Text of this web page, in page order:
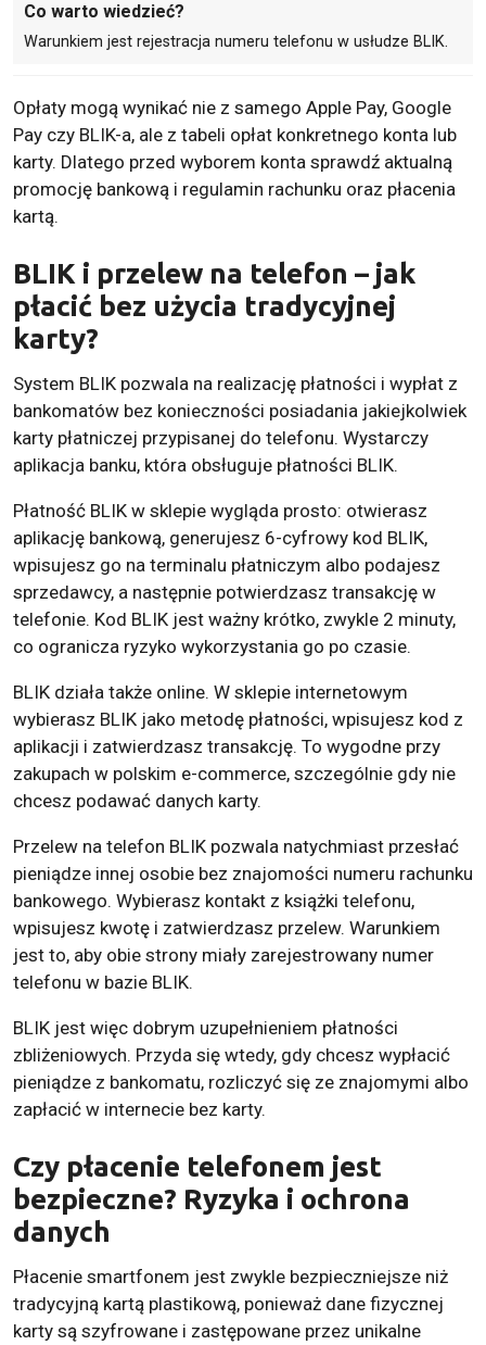
Co warto wiedzieć?
Warunkiem jest rejestracja numeru telefonu w usłudze BLIK.
Opłaty mogą wynikać nie z samego Apple Pay, Google
Pay czy BLIK-a, ale z tabeli opłat konkretnego konta lub
karty. Dlatego przed wyborem konta sprawdź aktualną
promocję bankową i regulamin rachunku oraz płacenia
kartą.
BLIK i przelew na telefon – jak
płacić bez użycia tradycyjnej
karty?
System BLIK pozwala na realizację płatności i wypłat z
bankomatów bez konieczności posiadania jakiejkolwiek
karty płatniczej przypisanej do telefonu. Wystarczy
aplikacja banku, która obsługuje płatności BLIK.
Płatność BLIK w sklepie wygląda prosto: otwierasz
aplikację bankową, generujesz 6-cyfrowy kod BLIK,
wpisujesz go na terminalu płatniczym albo podajesz
sprzedawcy, a następnie potwierdzasz transakcję w
telefonie. Kod BLIK jest ważny krótko, zwykle 2 minuty,
co ogranicza ryzyko wykorzystania go po czasie.
BLIK działa także online. W sklepie internetowym
wybierasz BLIK jako metodę płatności, wpisujesz kod z
aplikacji i zatwierdzasz transakcję. To wygodne przy
zakupach w polskim e-commerce, szczególnie gdy nie
chcesz podawać danych karty.
Przelew na telefon BLIK pozwala natychmiast przesłać
pieniądze innej osobie bez znajomości numeru rachunku
bankowego. Wybierasz kontakt z książki telefonu,
wpisujesz kwotę i zatwierdzasz przelew. Warunkiem
jest to, aby obie strony miały zarejestrowany numer
telefonu w bazie BLIK.
BLIK jest więc dobrym uzupełnieniem płatności
zbliżeniowych. Przyda się wtedy, gdy chcesz wypłacić
pieniądze z bankomatu, rozliczyć się ze znajomymi albo
zapłacić w internecie bez karty.
Czy płacenie telefonem jest
bezpieczne? Ryzyka i ochrona
danych
Płacenie smartfonem jest zwykle bezpieczniejsze niż
tradycyjną kartą plastikową, ponieważ dane fizycznej
karty są szyfrowane i zastępowane przez unikalne